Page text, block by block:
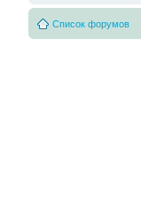
Список форумов